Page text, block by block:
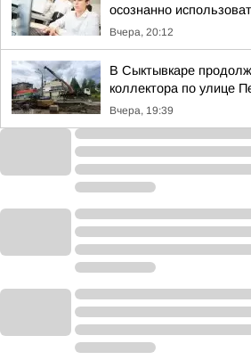
осознанно
Вчера, 20:12
В Сыктывкаре
коллектора по улице
Вчера, 19:39